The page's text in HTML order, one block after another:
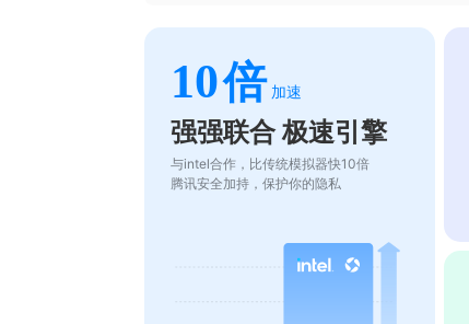
10倍 加速
强强联合 极速引擎
与intel合作，比传统模拟器快10倍
腾讯安全加持，保护你的隐私